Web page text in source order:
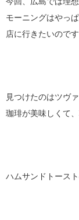
モーニングはやっ
店に行きたいのです
見つけたのはツヴ
珈琲が美味しくて
ハムサンドトース